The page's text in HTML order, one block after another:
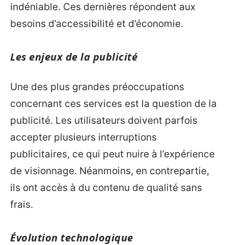
indéniable. Ces dernières répondent aux
besoins d’accessibilité et d’économie.
Les enjeux de la publicité
Une des plus grandes préoccupations
concernant ces services est la question de la
publicité. Les utilisateurs doivent parfois
accepter plusieurs interruptions
publicitaires, ce qui peut nuire à l’expérience
de visionnage. Néanmoins, en contrepartie,
ils ont accès à du contenu de qualité sans
frais.
Évolution technologique